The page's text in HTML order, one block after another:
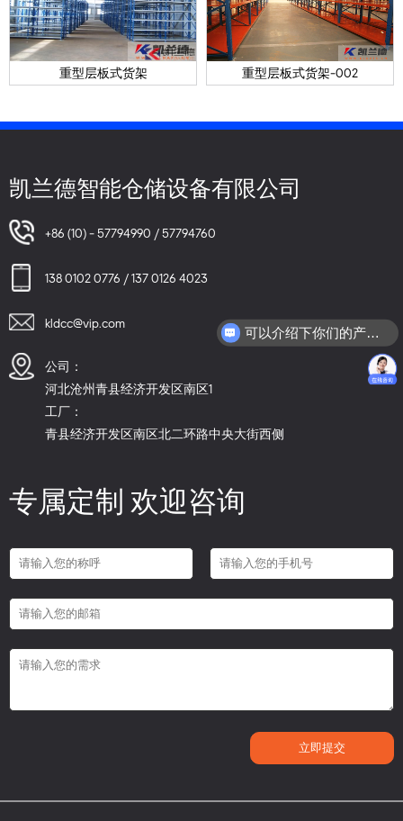
重型层板式货架 重型层板式货架-002
凯兰德智能仓储设备有限公司
+86 (10) - 57794990 / 57794760
138 0102 0776 / 137 0126 4023
kldcc@vip.com
公司：
河北沧州青县经济开发区南区1
工厂：
青县经济开发区南区北二环路中央大街西侧
专属定制 欢迎咨询
可以介绍下你们的产品么？